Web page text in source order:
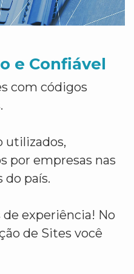
e Confiável
com códigos
utilizados,
por empresas nas
do país.
de experiência! No
de Sites você